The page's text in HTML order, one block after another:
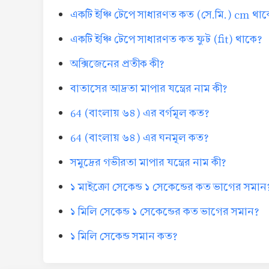
একটি ইঞ্চি টেপে সাধারণত কত (সে.মি.) cm
একটি ইঞ্চি টেপে সাধারণত কত ফুট (fit) থাকে?
অক্সিজেনের প্রতীক কী?
বাতাসের আদ্রতা মাপার যন্ত্রের নাম কী?
64 (বাংলায় ৬৪) এর বর্গমূল কত?
64 (বাংলায় ৬৪) এর ঘনমূল কত?
সমুদ্রের গভীরতা মাপার যন্ত্রের নাম কী?
১ মাইক্রো সেকেন্ড ১ সেকেন্ডের কত ভাগের
১ মিলি সেকেন্ড ১ সেকেন্ডের কত ভাগের সমান?
১ মিলি সেকেন্ড সমান কত?